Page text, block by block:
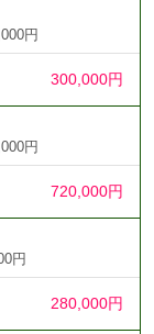
円
300,000円
円
720,000円
円
280,000円